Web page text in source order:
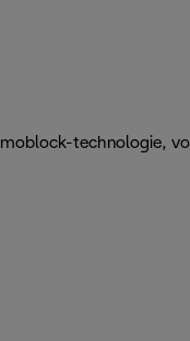
technologie,